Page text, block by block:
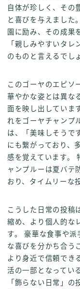
自体が珍しく、その
と喜びを与えました
園に励み、その成果
「親しみやすいタ
のものと言えるでし
このゴーヤのエピソ
華やかな姿とは異な
面を映し出していま
れをゴーヤチャンプ
は、「美味しそうで
にも繋がっており、
感を覚えています。
ャンプルーは夏バテ
おり、タイムリーな
こうした日常の投稿
縮め、より個人的な
す。 豪華な食事や
な喜びを分かち合う
より身近で信頼でき
活の一部となってい
「飾らない日常」